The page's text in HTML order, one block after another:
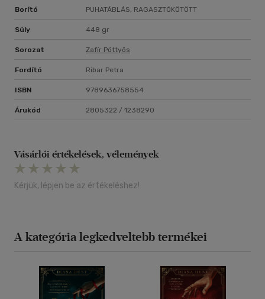
Borító PUHATÁBLÁS, RAGASZTÓKÖTÖTT
Súly 448 gr
Sorozat Zafír Pöttyös
Fordító Ribar Petra
ISBN 9789636758554
Árukód 2805322 / 1238290
Vásárlói értékelések, vélemények
Kérjük, lépjen be az értékeléshez!
A kategória legkedveltebb termékei